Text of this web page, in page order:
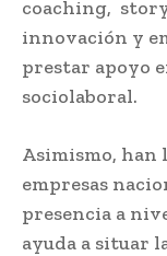
coaching,
innovación y
prestar apoyo
sociolaboral.
Asimismo, han
empresas
presencia a
ayuda a situar